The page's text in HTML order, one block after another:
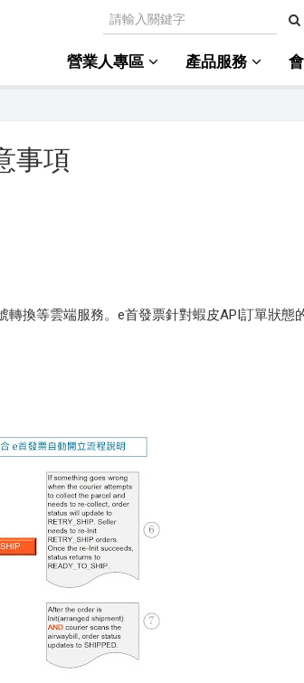
營業人專區 產品服務
事項
換等雲端服務。e首發票針對蝦皮API訂單狀態